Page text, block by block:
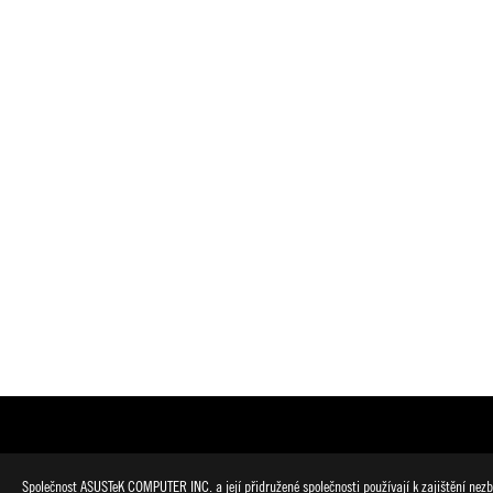
Společnost ASUSTeK COMPUTER INC. a její přidružené společnosti používají k zajištění